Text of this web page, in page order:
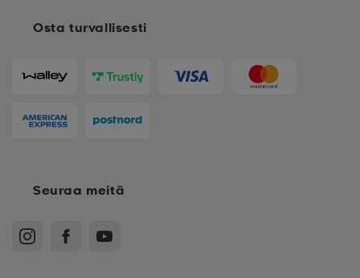
Osta turvallisesti
Seuraa meitä